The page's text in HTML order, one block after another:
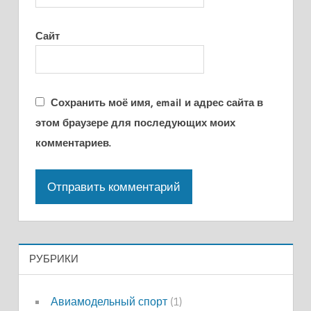
Сайт
Сохранить моё имя, email и адрес сайта в
этом браузере для последующих моих
комментариев.
РУБРИКИ
Авиамодельный спорт(1)